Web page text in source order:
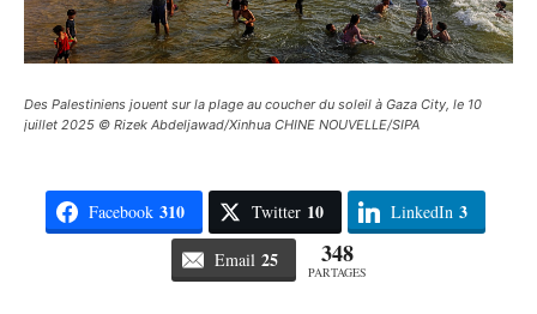
Des Palestiniens jouent sur la plage au coucher du soleil à Gaza City, le 10
juillet 2025 © Rizek Abdeljawad/Xinhua CHINE NOUVELLE/SIPA
Facebook 310 Twitter 10 LinkedIn 3
Email 25 348
PARTAGES